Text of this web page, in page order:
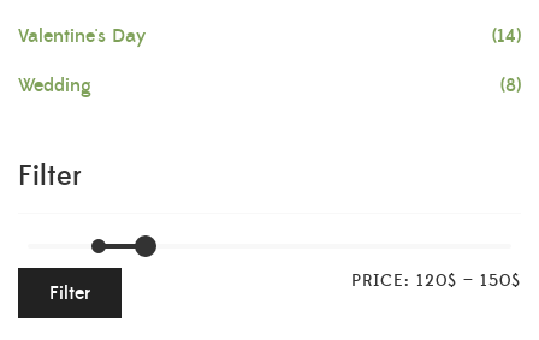
Valentine's Day (14)
Wedding (8)
Filter
Filter PRICE: 120$ — 150$